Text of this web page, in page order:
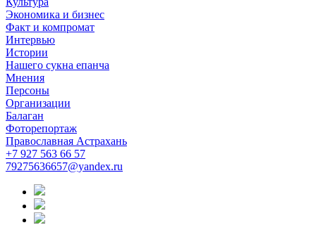
Экономика и бизнес
Факт и компромат
Интервью
Истории
Нашего сукна епанча
Мнения
Персоны
Организации
Балаган
Фоторепортаж
Православная Астрахань
+7 927 563 66 57
79275636657@yandex.ru